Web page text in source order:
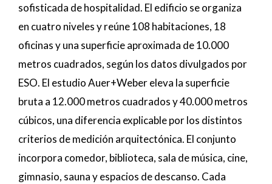
sofisticada de hospitalidad. El edificio se organiza
en cuatro niveles y reúne 108 habitaciones, 18
oficinas y una superficie aproximada de 10.000
metros cuadrados, según los datos divulgados por
ESO. El estudio Auer+Weber eleva la superficie
bruta a 12.000 metros cuadrados y 40.000 metros
cúbicos, una diferencia explicable por los distintos
criterios de medición arquitectónica. El conjunto
incorpora comedor, biblioteca, sala de música, cine,
gimnasio, sauna y espacios de descanso. Cada